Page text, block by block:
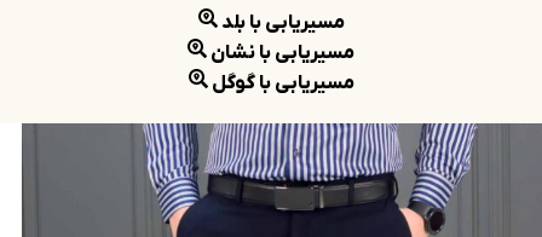
مسیریابی با بلد
مسیریابی با نشان
مسیریابی با گوگل